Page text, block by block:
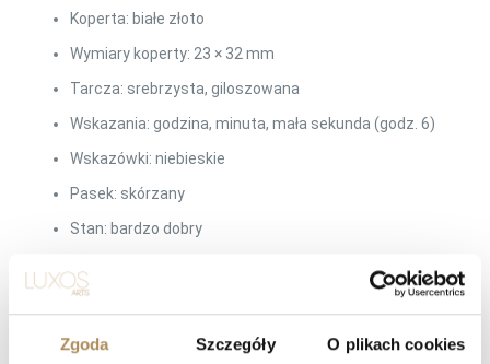
Zgoda Szczegóły O plikach cookies
Koperta: białe złoto
Wymiary koperty: 23 × 32 mm
Tarcza: srebrzysta, giloszowana
Wskazania: godzina, minuta, mała sekunda (godz. 6)
Wskazówki: niebieskie
Pasek: skórzany
Stan: bardzo dobry
damski Franck Muller Long Island białe złoto